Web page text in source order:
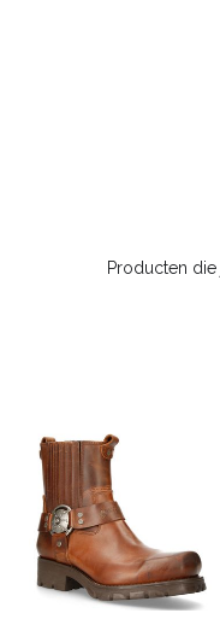
Producten